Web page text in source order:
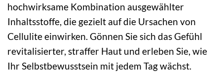
hochwirksame Kombination ausgewählter
Inhaltsstoffe, die gezielt auf die Ursachen von
Cellulite einwirken. Gönnen Sie sich das Gefühl
revitalisierter, straffer Haut und erleben Sie, wie
Ihr Selbstbewusstsein mit jedem Tag wächst.